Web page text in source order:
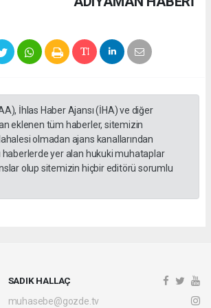
İhlas Haber Ajansı (İHA) ve diğer
eklenen tüm haberler, sitemizin
olmadan ajans kanallarından
haberlerde yer alan hukuki muhataplar
olup sitemizin hiçbir editörü sorumlu
SADIK HALLAÇ
muhasebe@gozde.tv